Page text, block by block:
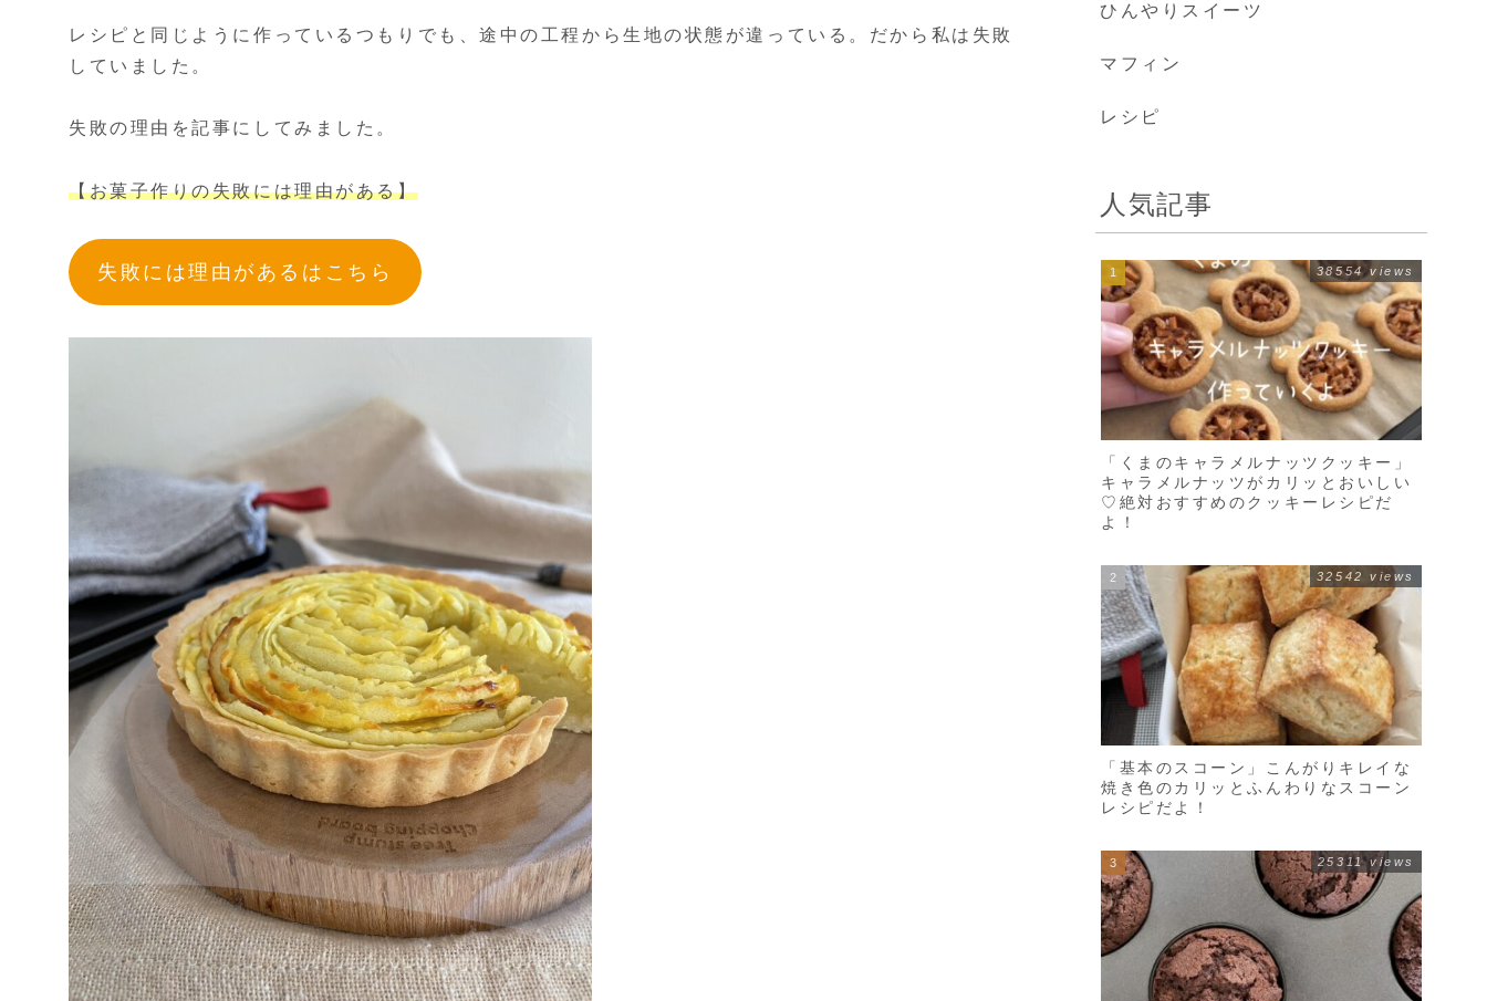
レシピと同じように作っているつもりでも、途中の工程から生地の状態が違っている。だから私は失敗
していました。
失敗の理由を記事にしてみました。
【お菓子作りの失敗には理由がある】
失敗には理由があるはこちら
ひんやりスイーツ
マフィン
レシピ
人気記事
「くまのキャラメルナッツクッキー」
キャラメルナッツがカリッとおいしい
♡絶対おすすめのクッキーレシピだ
よ！
38554 views
「基本のスコーン」こんがりキレイな
焼き色のカリッとふんわりなスコーン
レシピだよ！
32542 views
25311 views